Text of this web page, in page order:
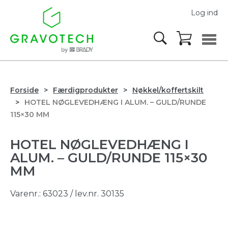
Log ind
Forside Færdigprodukter
Nøkkel/koffertskilt
HOTEL NØGLEVEDHÆNG I ALUM. – GULD/RUNDE
115×30 MM
HOTEL NØGLEVEDHÆNG I
ALUM. – GULD/RUNDE 115×30
MM
Varenr.: 63023 / lev.nr. 30135